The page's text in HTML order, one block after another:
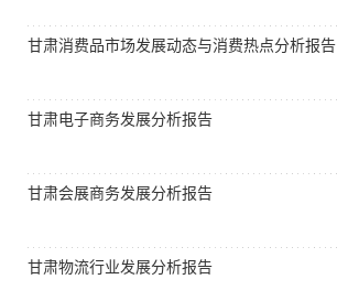
甘肃消费品市场发展动态与消费热点分析报告
甘肃电子商务发展分析报告
甘肃会展商务发展分析报告
甘肃物流行业发展分析报告